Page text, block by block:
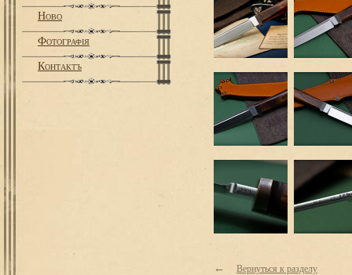
Ново
Фотографiя
Контактъ
← Вернуться к разделу